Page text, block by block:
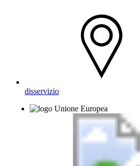
disservizio